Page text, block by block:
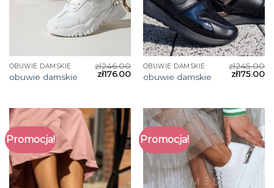
OBUWIE DAMSKIE
obuwie damskie
zł246.00
zł176.00
OBUWIE DAMSKIE
obuwie damskie
zł245.00
zł175.00
Promocja! Promocja!